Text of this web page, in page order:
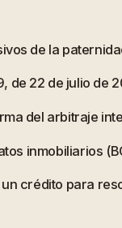
de la
de 22 de julio de
del arbitraje
inmobiliarios
crédito para